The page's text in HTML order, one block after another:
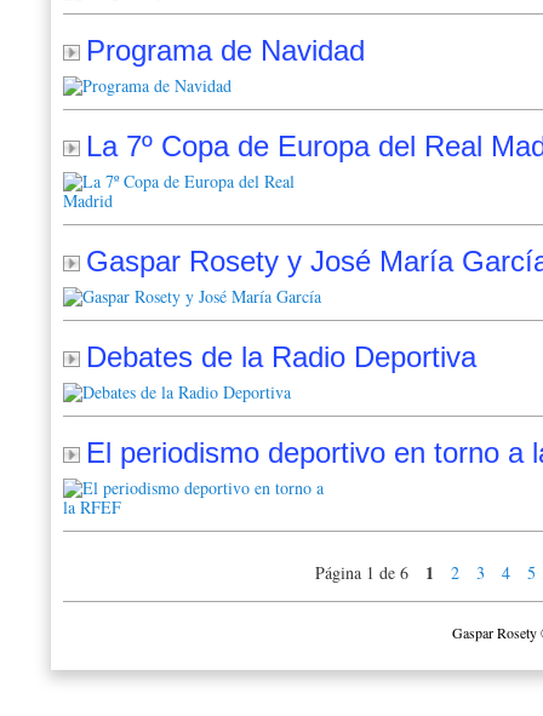
Programa de Navidad
La 7º Copa de Europa del Real
Gaspar Rosety y José María
Debates de la Radio Deportiva
El periodismo deportivo en torno a
Página 1 de 6 1 2 3 4 5
Gaspar